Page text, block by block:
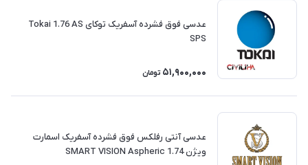
‎عدسی فوق فشرده آسفریک توکای Tokai 1.76 AS
SPS
51,900,000 تومان
عدسی آنتی رفلکس فوق فشرده آسفریک اسمارت
ویژن SMART VISION Aspheric 1.74